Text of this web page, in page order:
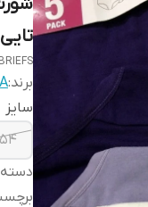
تایی
برند:
سایز